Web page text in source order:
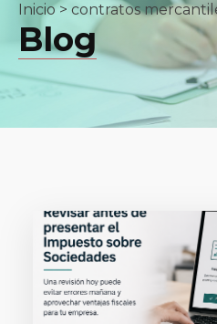
Inicio> contratos
Blog